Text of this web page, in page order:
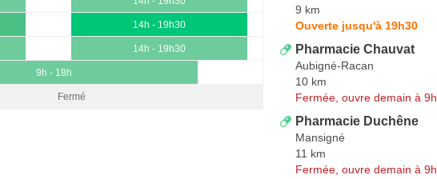
14h - 19h30
14h - 19h30
9h - 18h
Fermé
9 km
Ouverte jusqu'à 19h30
Pharmacie Chauvat
Aubigné-Racan
10 km
Fermée, ouvre demain à 9h
Pharmacie Duchêne
Mansigné
11 km
Fermée, ouvre demain à 9h